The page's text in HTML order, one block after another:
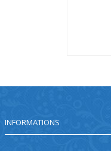
INFORMATIONS